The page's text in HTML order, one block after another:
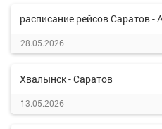
расписание рейсов Саратов -
28.05.2026
Хвалынск - Саратов
13.05.2026